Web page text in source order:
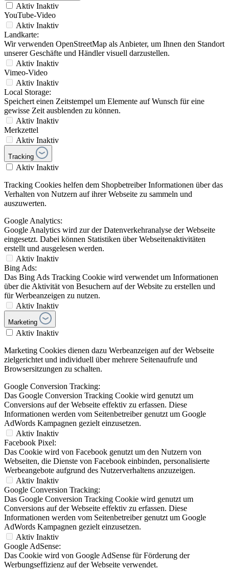
Aktiv Inaktiv
YouTube-Video
Aktiv Inaktiv
Landkarte:
Wir verwenden OpenStreetMap als Anbieter, um Ihnen den Standort
unserer Geschäfte und Händler visuell darzustellen.
Aktiv Inaktiv
Vimeo-Video
Aktiv Inaktiv
Local Storage:
Speichert einen Zeitstempel um Elemente auf Wunsch für eine
gewisse Zeit ausblenden zu können.
Aktiv Inaktiv
Merkzettel
Aktiv Inaktiv
Tracking
Aktiv Inaktiv
Tracking Cookies helfen dem Shopbetreiber Informationen über das
Verhalten von Nutzern auf ihrer Webseite zu sammeln und
auszuwerten.
Google Analytics:
Google Analytics wird zur der Datenverkehranalyse der Webseite
eingesetzt. Dabei können Statistiken über Webseitenaktivitäten
erstellt und ausgelesen werden.
Aktiv Inaktiv
Bing Ads:
Das Bing Ads Tracking Cookie wird verwendet um Informationen
über die Aktivität von Besuchern auf der Website zu erstellen und
für Werbeanzeigen zu nutzen.
Aktiv Inaktiv
Marketing
Aktiv Inaktiv
Marketing Cookies dienen dazu Werbeanzeigen auf der Webseite
zielgerichtet und individuell über mehrere Seitenaufrufe und
Browsersitzungen zu schalten.
Google Conversion Tracking:
Das Google Conversion Tracking Cookie wird genutzt um
Conversions auf der Webseite effektiv zu erfassen. Diese
Informationen werden vom Seitenbetreiber genutzt um Google
AdWords Kampagnen gezielt einzusetzen.
Aktiv Inaktiv
Facebook Pixel:
Das Cookie wird von Facebook genutzt um den Nutzern von
Webseiten, die Dienste von Facebook einbinden, personalisierte
Werbeangebote aufgrund des Nutzerverhaltens anzuzeigen.
Aktiv Inaktiv
Google Conversion Tracking:
Das Google Conversion Tracking Cookie wird genutzt um
Conversions auf der Webseite effektiv zu erfassen. Diese
Informationen werden vom Seitenbetreiber genutzt um Google
AdWords Kampagnen gezielt einzusetzen.
Aktiv Inaktiv
Google AdSense:
Das Cookie wird von Google AdSense für Förderung der
Werbungseffizienz auf der Webseite verwendet.